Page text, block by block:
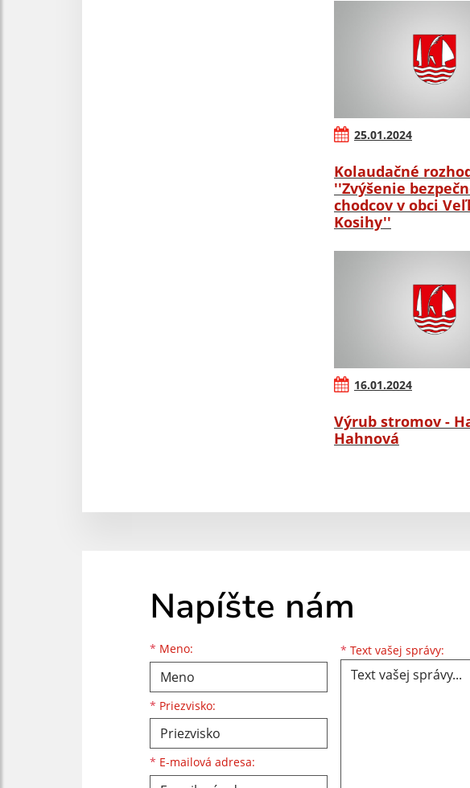
25.01.2024
Kolaudačné
''Zvýšenie
chodcov v obci
Kosihy''
16.01.2024
Výrub stromov -
Hahnová
Napíšte nám
* Meno:
Meno
* Priezvisko:
Priezvisko
* E-mailová adresa:
E-mailová adresa * Text vašej správy: